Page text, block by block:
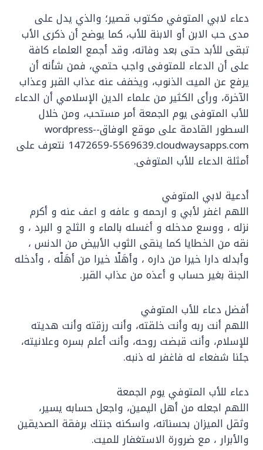
دعاء لابي المتوفي مكتوب قصير؛ والذي يدل على
مدى حب الابن أو الابنة للأب، كما يوضح أن ذكرى الأب
تبقى للأبد حتى بعد وفاته، وقد أجمع العلماء كافة
على أن الدعاء للمتوفى واجب حتمي، فمن شأنه أن
يرفع عن الميت الذنوب، ويخفف عنه عذاب القبر وعذاب
الآخرة، ورأى الكثير من علماء الدين الإسلامي أن الدعاء
للأب المتوفى يوم الجمعة أمر مستحب، ومن خلال
السطور القادمة على موقع الوفاق-wordpress-
1472659-5569639.cloudwaysapps.com نتعرف على
أمثلة الدعاء للأب المتوفى.
أدعية لابي المتوفي
اللهم اغفر لأبي و ارحمه و عافه و اعف عنه و أكرم
نزله ، ووسع مدخله و أغسله بالماء و الثلج و البرد ، و
نقه من الخطايا كما ينقى الثوب الأبيض من الدنس ،
وأبدله دارا خيرا من داره ، وأهَلْا خيرا من أهَلْه ، وأدخله
الجنة بغير حساب و أعذه من عذاب القبر.
أفضل دعاء للأب المتوفي
اللهم أنت ربه وأنت خلقته، وأنت رزقته وأنت هديته
للإسلام، وأنت قبضت روحه، وأنت أعلم بسره وعلانيته،
جئنا شفعاء له فاغفر له ذنبه.
دعاء للأب المتوفي يوم الجمعة
اللهم اجعله من أهل اليمين، واجعل حسابه يسير،
وثقل الميزان بحسناته، واسكنه جنتك برفقة الصديقين
والأبرار ، مع ضرورة الاستغفار للميت.